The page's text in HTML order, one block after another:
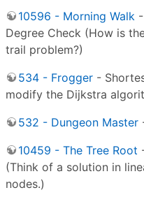
10596 - Morning Walk
Degree Check (How is
trail problem?)
534 - Frogger -
modify the Dijkstra
532 - Dungeon Master
10459 - The Tree Root
(Think of a solution in
nodes.)